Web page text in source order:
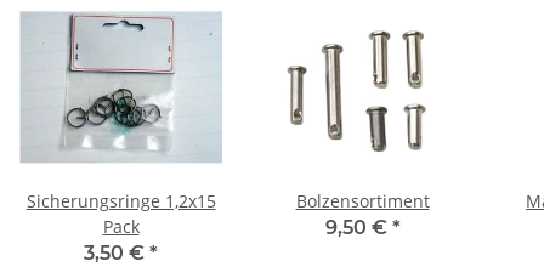
Sicherungsringe 1,2x15
Pack
3,50 € *
Bolzensortiment
9,50 € *